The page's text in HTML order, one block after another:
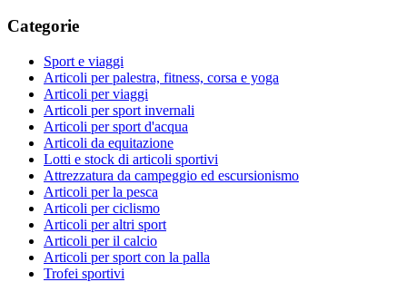
Categorie
Sport e viaggi
Articoli per palestra, fitness, corsa e yoga
Articoli per viaggi
Articoli per sport invernali
Articoli per sport d'acqua
Articoli da equitazione
Lotti e stock di articoli sportivi
Attrezzatura da campeggio ed escursionismo
Articoli per la pesca
Articoli per ciclismo
Articoli per altri sport
Articoli per il calcio
Articoli per sport con la palla
Trofei sportivi